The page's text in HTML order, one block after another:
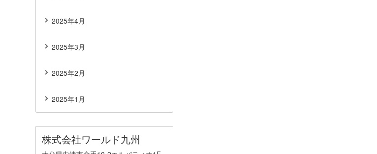
2025年4月
2025年3月
2025年2月
2025年1月
株式会社ワールド九州